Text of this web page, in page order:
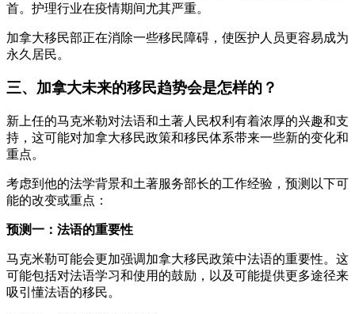
首。护理行业在疫情期间尤其严重。
加拿大移民部正在消除一些移民障碍，使医护人员更容易成为
永久居民。
三、加拿大未来的移民趋势会是怎样的？
新上任的马克米勒对法语和土著人民权利有着浓厚的兴趣和支
持，这可能对加拿大移民政策和移民体系带来一些新的变化和
重点。
考虑到他的法学背景和土著服务部长的工作经验，预测以下可
能的改变或重点：
预测一：法语的重要性
马克米勒可能会更加强调加拿大移民政策中法语的重要性。这
可能包括对法语学习和使用的鼓励，以及可能提供更多途径来
吸引懂法语的移民。